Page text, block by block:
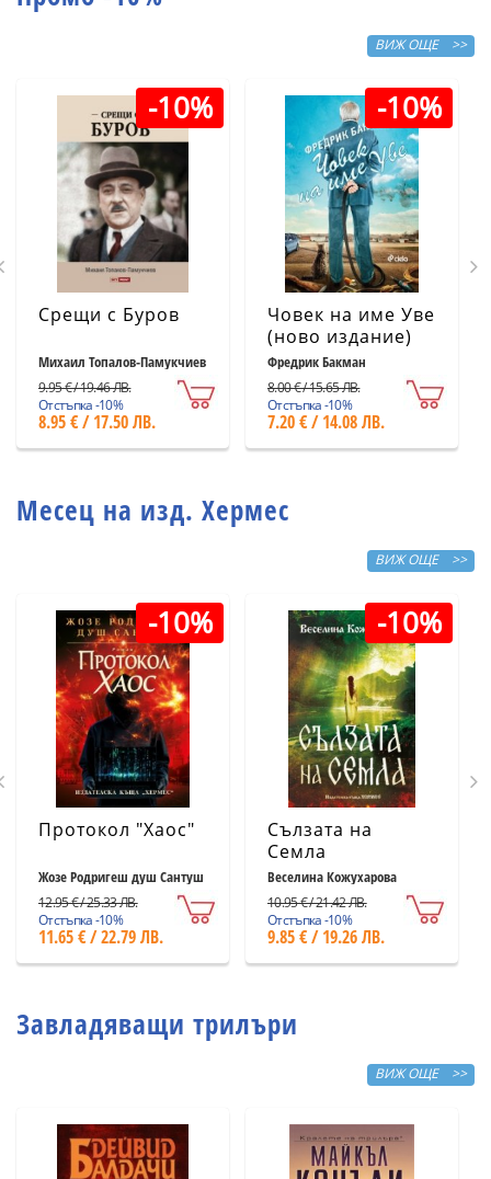
ВИЖ ОЩЕ >>
-10%
Срещи с Буров
Михаил Топалов-Памукчиев
9.95 € / 19.46 ЛВ.
Отстъпка -10%
8.95 € / 17.50 ЛВ.
-10%
Човек на име Уве
(ново издание)
Фредрик Бакман
8.00 € / 15.65 ЛВ.
Отстъпка -10%
7.20 € / 14.08 ЛВ.
Месец на изд. Хермес
ВИЖ ОЩЕ >>
-10%
Протокол "Хаос"
Жозе Родригеш душ Сантуш
12.95 € / 25.33 ЛВ.
Отстъпка -10%
11.65 € / 22.79 ЛВ.
-10%
Сълзата на
Семла
Веселина Кожухарова
10.95 € / 21.42 ЛВ.
Отстъпка -10%
9.85 € / 19.26 ЛВ.
Завладяващи трилъри
ВИЖ ОЩЕ >>